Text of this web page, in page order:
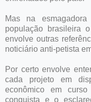
Mas na
população brasileira
envolve outras
noticiário anti-petista
Por certo envolve
cada projeto em
econômico em
conquista e o